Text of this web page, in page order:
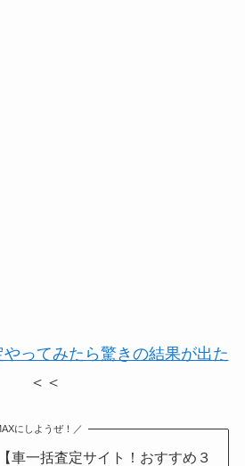
ってみたら驚きの結果が出た
＜＜
にしようぜ！／
【車一括査定サイト！おすすめ３